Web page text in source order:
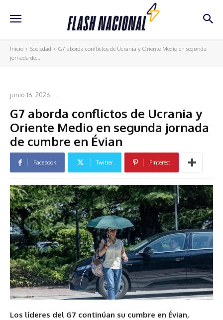
Inicio Sociedad
G7 aborda conflictos de Ucrania y Oriente Medio en segunda
jornada de...
junio 16, 2026
G7 aborda conflictos de Ucrania y
Oriente Medio en segunda jornada
de cumbre en Évian
Facebook Twitter Pinterest
Los líderes del G7 continúan su cumbre en Évian,